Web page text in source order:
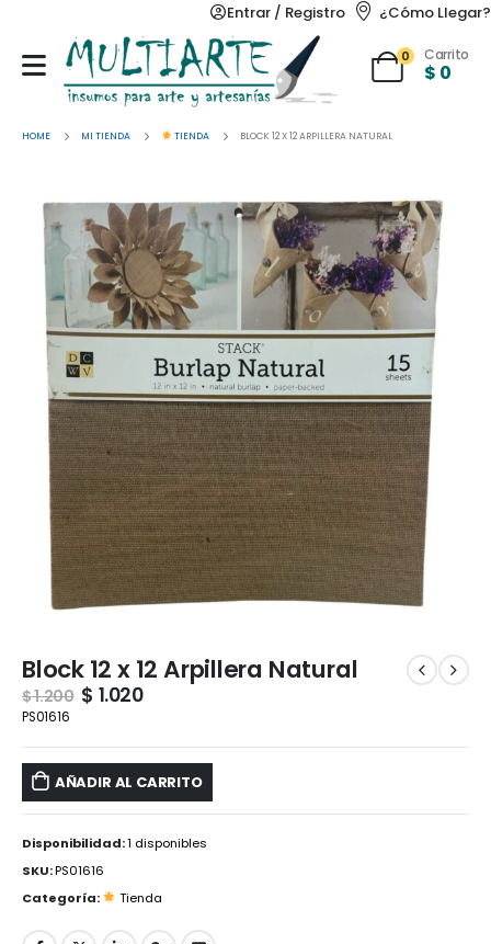
Entrar / Registro ¿Cómo Llegar?
0 Carrito
$ 0
HOME MI TIENDA TIENDA BLOCK 12 X 12 ARPILLERA NATURAL
Block 12 x 12 Arpillera Natural
$1.200 $ 1.020
PS01616
AÑADIR AL CARRITO
Disponibilidad:1 disponibles
SKU:PS01616
Categoría:
Tienda